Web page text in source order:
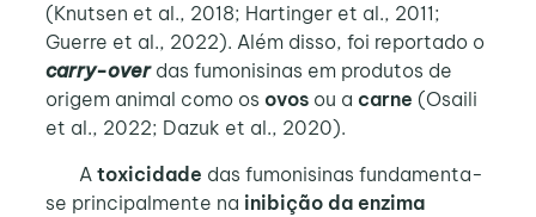
(Knutsen et al., 2018; Hartinger et al., 2011;
Guerre et al., 2022). Além disso, foi reportado o
carry-overdas fumonisinas em produtos de
origem animal como os ovosou a carne (Osaili
et al., 2022; Dazuk et al., 2020).
A toxicidade das fumonisinas fundamenta-
se principalmente na inibição da enzima